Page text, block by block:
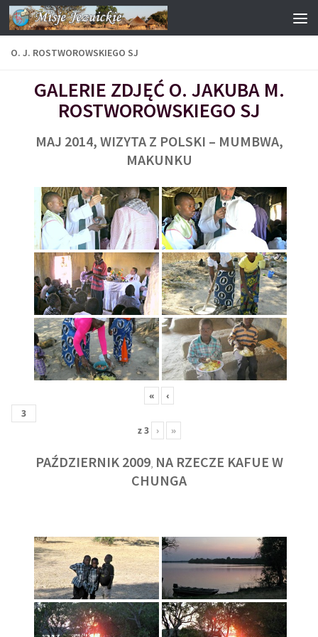
Przejdź do treści
O. J. ROSTWOROWSKIEGO SJ
GALERIE ZDJĘĆ O. JAKUBA M.
ROSTWOROWSKIEGO SJ
MAJ 2014, WIZYTA Z POLSKI – MUMBWA,
MAKUNKU
« ‹
z3 › »
PAŹDZIERNIK 2009, NA RZECZE KAFUE W
CHUNGA